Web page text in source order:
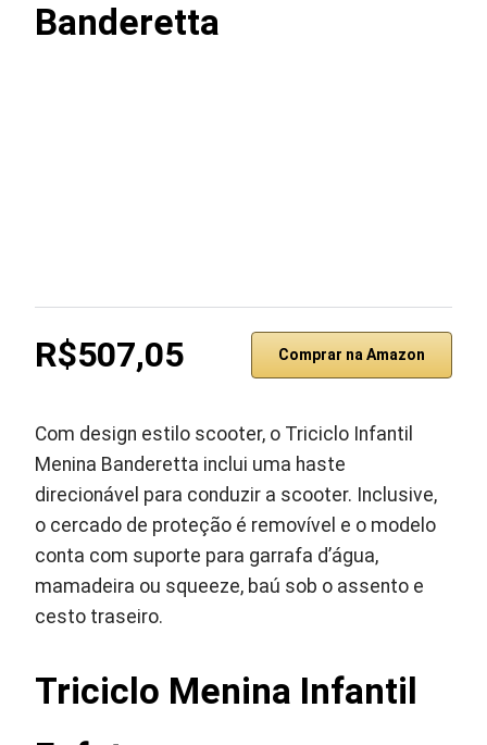
Banderetta
R$507,05 Comprar na Amazon
Com design estilo scooter, o Triciclo Infantil
Menina Banderetta inclui uma haste
direcionável para conduzir a scooter. Inclusive,
o cercado de proteção é removível e o modelo
conta com suporte para garrafa d’água,
mamadeira ou squeeze, baú sob o assento e
cesto traseiro.
Triciclo Menina Infantil